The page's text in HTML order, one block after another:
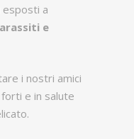
esposti a
e
i nostri amici
e in salute